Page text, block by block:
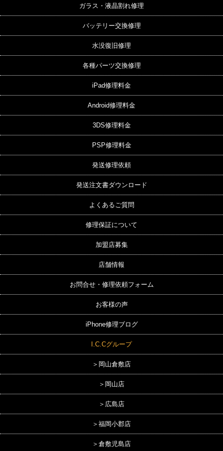
ガラス・液晶割れ修理
バッテリー交換修理
水没復旧修理
各種パーツ交換修理
iPad修理料金
Android修理料金
3DS修理料金
PSP修理料金
発送修理依頼
発送注文書ダウンロード
よくあるご質問
修理保証について
加盟店募集
店舗情報
お問合せ・修理依頼フォーム
お客様の声
iPhone修理ブログ
I.C.Cグループ
＞岡山倉敷店
＞岡山店
＞広島店
＞福岡小郡店
＞倉敷児島店